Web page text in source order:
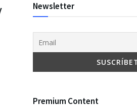
Newsletter
Premium Content